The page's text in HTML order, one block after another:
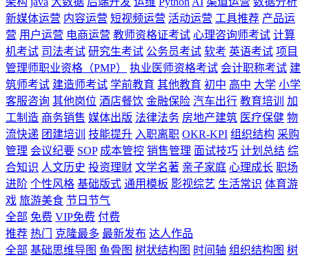
新媒体运营 内容运营 短视频运营 活动运营 工具推荐 产品运
营 用户运营 电商运营 教师资格证考试 心理咨询师考试 计算
机考试 司法考试 研究生考试 公务员考试 软考 英语考试 项目
管理师职业资格（PMP）
执业医师资格考试 会计职称考试 建
筑师考试 建造师考试 学前教育 其他教育 初中 高中 大学 小学
客服咨询 其他岗位 酒店餐饮 金融保险 汽车出行 教育培训
加
工制造 商务销售 媒体出版 法律法务 房地产建筑 医疗保健 物
流快递 团建培训 技能提升 入职离职 OKR-KPI 组织结构 采购
管理 会议纪要 SOP 成本管控 销售管理 面试技巧 计划总结 综
合知识 人文历史 投资理财 文学名著 亲子家庭 心理成长 职场
进阶 个性风格 基础版式 通用模板 影视综艺 生活常识 体育游
戏 旅游美食 节日节气
全部 免费 VIP免费 付费
推荐 热门 克隆最多 最新发布 达人作品
全部 基础思维导图 鱼骨图 树状结构图 时间轴 组织结构图 树